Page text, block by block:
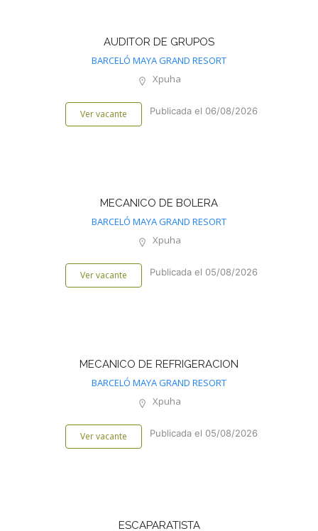
AUDITOR DE GRUPOS
BARCELÓ MAYA GRAND RESORT
Xpuha
Ver vacante Publicada el 06/08/2026
MECANICO DE BOLERA
BARCELÓ MAYA GRAND RESORT
Xpuha
Ver vacante Publicada el 05/08/2026
MECANICO DE REFRIGERACION
BARCELÓ MAYA GRAND RESORT
Xpuha
Ver vacante Publicada el 05/08/2026
ESCAPARATISTA